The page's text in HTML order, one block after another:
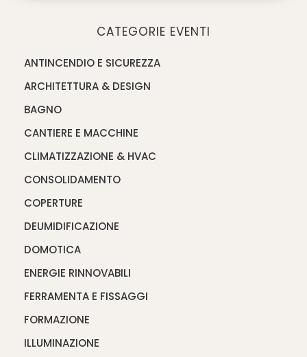
CATEGORIE EVENTI
ANTINCENDIO E SICUREZZA
ARCHITETTURA & DESIGN
BAGNO
CANTIERE E MACCHINE
CLIMATIZZAZIONE & HVAC
CONSOLIDAMENTO
COPERTURE
DEUMIDIFICAZIONE
DOMOTICA
ENERGIE RINNOVABILI
FERRAMENTA E FISSAGGI
FORMAZIONE
ILLUMINAZIONE